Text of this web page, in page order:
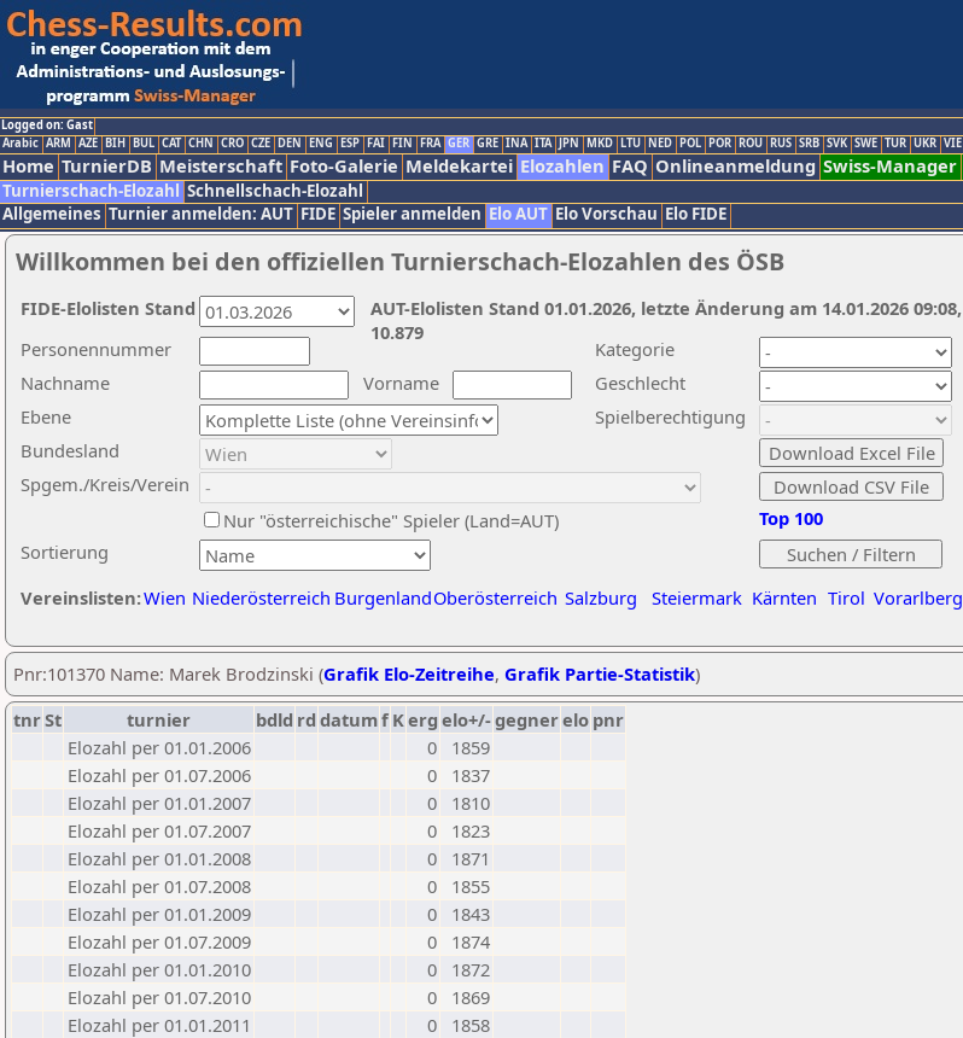
Logged on: Gast
Arabic ARM AZE BIH BUL CAT CHN CRO CZE DEN ENG ESP FAI FIN FRA GER GRE INA ITA JPN MKD LTU NED POL POR ROU RUS SRB SVK SWE TUR UKR VIE
Home TurnierDB Meisterschaft Foto-Galerie Meldekartei Elozahlen FAQ Onlineanmeldung Swiss-Manager
Turnierschach-Elozahl Schnellschach-Elozahl
Allgemeines Turnier anmelden: AUT FIDE Spieler anmelden Elo AUT Elo Vorschau Elo FIDE
Willkommen bei den offiziellen Turnierschach-Elozahlen des ÖSB
Nachname
Vorname
Ebene
Kategorie
Sortierung
Personennummer
Bundesland
Spgem./Kreis/Verein
Geschlecht
Nur "österreichische" Spieler (Land=AUT)
Spielberechtigung
Vereinslisten:Wien Niederösterreich BurgenlandOberösterreich Salzburg Steiermark Kärnten Tirol Vorarlberg
Top 100
AUT-Elolisten Stand 01.01.2026, letzte Änderung am 14.01.2026
10.879
FIDE-Elolisten Stand
Pnr:101370 Name: Marek Brodzinski (Grafik Elo-Zeitreihe, Grafik Partie-Statistik)
tnrSt turnier bdld rd datumf Kerg elo+/-gegnerelo pnr
Elozahl per 01.01.2006
0
1859
Elozahl per 01.07.2006
0
1837
Elozahl per 01.01.2007
0
1810
Elozahl per 01.07.2007
0
1823
Elozahl per 01.01.2008
0
1871
Elozahl per 01.07.2008
0
1855
Elozahl per 01.01.2009
0
1843
Elozahl per 01.07.2009
0
1874
Elozahl per 01.01.2010
0
1872
Elozahl per 01.07.2010
0
1869
Elozahl per 01.01.2011
0
1858